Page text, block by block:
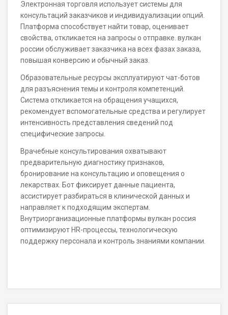
Электронная торговля использует системы для
консультаций заказчиков и индивидуализации опций.
Платформа способствует найти товар, оценивает
свойства, откликается на запросы о отправке. вулкан
россии обслуживает заказчика на всех фазах заказа,
повышая конверсию и обычный заказ.
Образовательные ресурсы эксплуатируют чат-ботов
для разъяснения темы и контроля компетенций.
Система откликается на обращения учащихся,
рекомендует вспомогательные средства и регулирует
интенсивность представления сведений под
специфические запросы.
Врачебные консультирования охватывают
предварительную диагностику признаков,
бронирование на консультацию и оповещения о
лекарствах. Бот фиксирует данные пациента,
ассистирует разбираться в клинической данных и
направляет к подходящим экспертам.
Внутриорганизационные платформы вулкан россия
оптимизируют HR-процессы, технологическую
поддержку персонала и контроль знаниями компании.